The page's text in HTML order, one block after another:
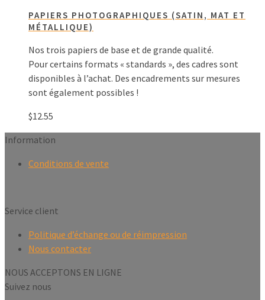
PAPIERS PHOTOGRAPHIQUES (SATIN, MAT ET
MÉTALLIQUE)
Nos trois papiers de base et de grande qualité.
Pour certains formats « standards », des cadres sont
disponibles à l’achat. Des encadrements sur mesures
sont également possibles !
$12.55
Information
Conditions de vente
Service client
Politique d’échange ou de réimpression
Nous contacter
NOUS ACCEPTONS EN LIGNE
Suivez nous